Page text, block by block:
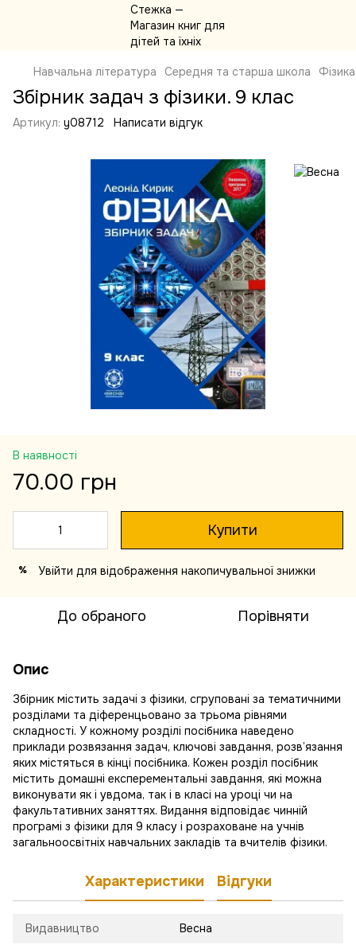
Навчальна література Середня та старша школа
Збірник задач з фізики. 9 клас
Артикул: y08712 Написати відгук
В наявності
70.00 грн
Купити
% Увійти для відображення накопичувальної знижки
До обраного Порівняти
Опис
Збірник містить задачі з фізики, сгруповані за тематичними
розділами та діференцьовано за трьома рівнями
складності. У кожному розділі посібника наведено
приклади розвязання задач, ключові завдання, розв’язання
яких містяться в кінці посібника. Кожен розділ посібник
містить домашні експерементальні завдання, які можна
виконувати як і увдома, так і в класі на уроці чи на
факультативних заняттях. Видання відповідає чинній
програмі з фізики для 9 класу і розраховане на учнів
загальноосвітніх навчальних закладів та вчителів фізики.
Характеристики Відгуки
Видавництво Весна